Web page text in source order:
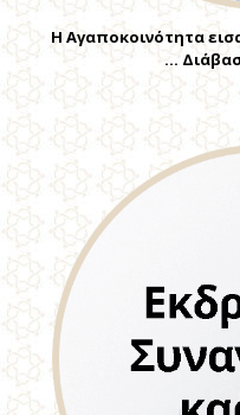
Η Αγαποκοινότητα
…